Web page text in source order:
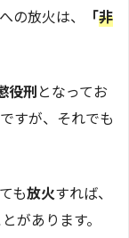
の放火は、 「非
役刑となってお
すが、それでも
も放火すれば、
があります。